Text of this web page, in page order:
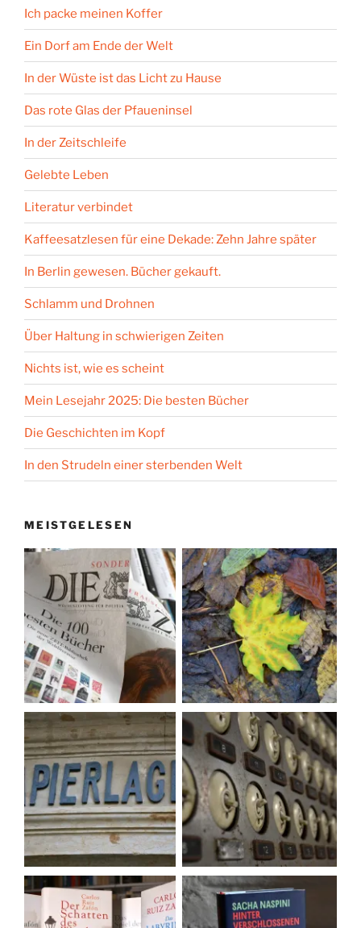
Ich packe meinen Koffer
Ein Dorf am Ende der Welt
In der Wüste ist das Licht zu Hause
Das rote Glas der Pfaueninsel
In der Zeitschleife
Gelebte Leben
Literatur verbindet
Kaffeesatzlesen für eine Dekade: Zehn Jahre später
In Berlin gewesen. Bücher gekauft.
Schlamm und Drohnen
Über Haltung in schwierigen Zeiten
Nichts ist, wie es scheint
Mein Lesejahr 2025: Die besten Bücher
Die Geschichten im Kopf
In den Strudeln einer sterbenden Welt
MEISTGELESEN